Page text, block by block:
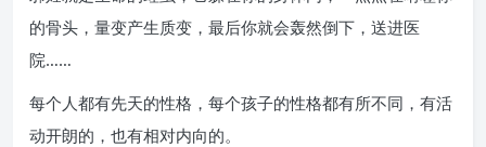
的骨头，量变产生质变，最后你就会轰然倒下，送进医
院……
每个人都有先天的性格，每个孩子的性格都有所不同，有活
动开朗的，也有相对内向的。